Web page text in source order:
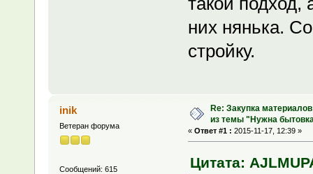
них нянька.
стройку.
inik
Ветеран форума
Сообщений: 615
Re: Закупка
из темы "Нужна
« Ответ #1 : 2015-11-17, 12:39 »
Цитата: